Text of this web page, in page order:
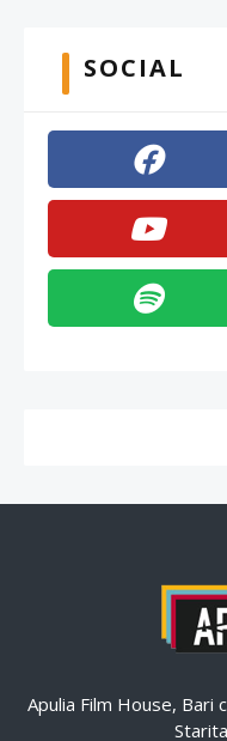
SOCIAL
Apulia Film House,